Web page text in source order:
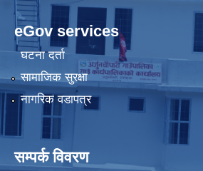
eGov services
घटना दर्ता
सामाजिक सुरक्षा
नागरिक वडापत्र
सम्पर्क विवरण